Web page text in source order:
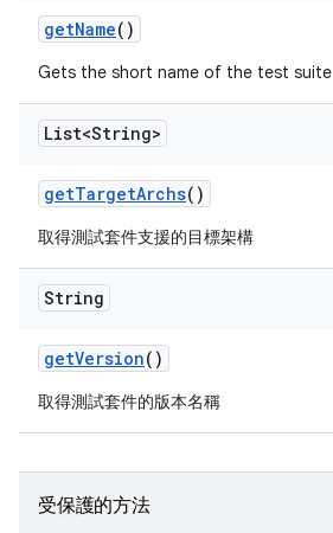
getName()
Gets the short name of the test suite
List<String>
getTargetArchs()
取得測試套件支援的目標架構
String
getVersion()
取得測試套件的版本名稱
受保護的方法